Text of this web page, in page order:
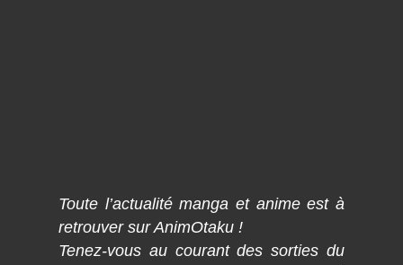
Toute l’actualité manga et anime est à
retrouver sur AnimOtaku !
Tenez-vous au courant des sorties du